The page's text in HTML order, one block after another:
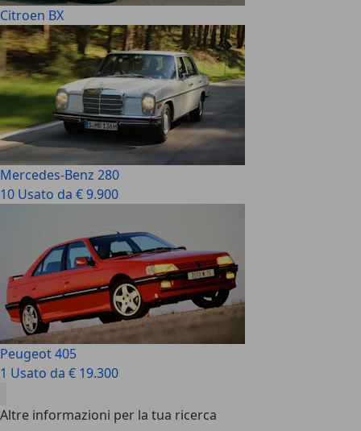
Citroen BX
Mercedes-Benz 280
10 Usato da € 9.900
Peugeot 405
1 Usato da € 19.300
Altre informazioni per la tua ricerca